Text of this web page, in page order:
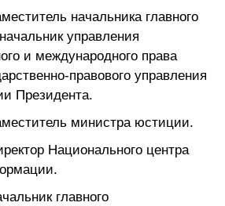
начальника главного
управления
и международного права
правового управления
Президента.
министра юстиции.
Национального центра
главного